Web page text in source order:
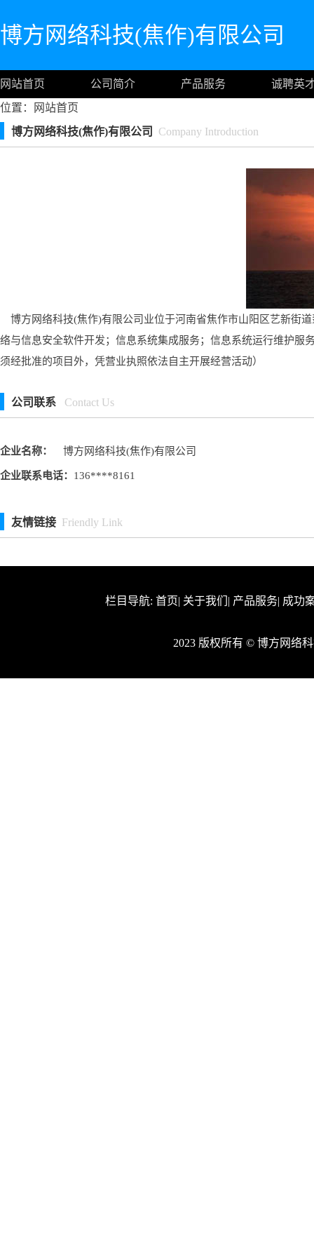
博方网络科技(焦作)有限公司
网站首页 公司简介 产品服务
诚聘英
位置：
网站首页
博方网络科技(焦作)有限公司
Company Introduction
博方网络科技(焦作)有限公司业位于河南省焦作市山阳区艺新街
络与信息安全软件开发；信息系统集成服务；信息系统运行维护
须经批准的项目外，凭营业执照依法自主开展经营活动）
公司联系 Contact Us
企业名称： 博方网络科技(焦作)有限公司
企业联系电话： 136****8161
友情链接 Friendly Link
栏目导航: 首页| 关于我们 | 产品服务| 成功
2023 版权所有 © 博方网络